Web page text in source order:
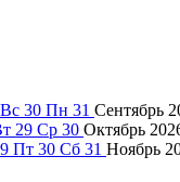
Вс 30 Пн 31 Сентябрь
29 Ср 30 Октябрь
Пт 30 Сб 31 Ноябрь